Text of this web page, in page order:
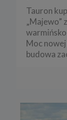
Tauron
Moc
budowa